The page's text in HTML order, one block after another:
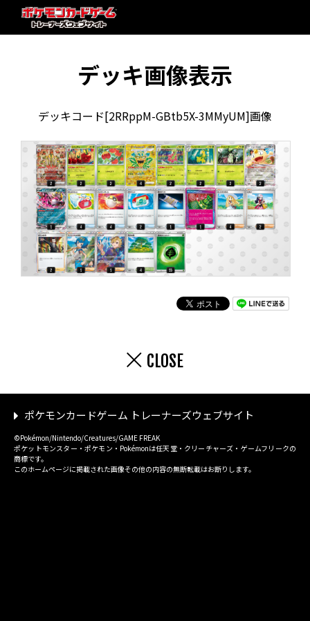
デッキ画像表示
デッキコード[2RRppM-GBtb5X-3MMyUM]画像
CLOSE
ポケモンカードゲーム トレーナーズウェブサイト
©Pokémon/Nintendo/Creatures/GAME FREAK
ポケットモンスター・ポケモン・Pokémonは任天堂・クリーチャーズ・ゲームフリークの
商標です。
このホームページに掲載された画像その他の内容の無断転載はお断りします。